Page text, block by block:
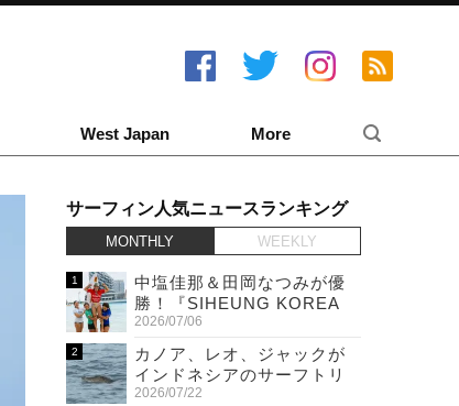
West Japan More
サーフィン人気ニュースランキング
MONTHLY WEEKLY
中塩佳那＆田岡なつみが優
勝！『SIHEUNG KOREA
OPEN QS 6,000 & LQS』
2026/07/06
カノア、レオ、ジャックが
インドネシアのサーフトリ
ップ先で巨大ワニと遭遇！
2026/07/22